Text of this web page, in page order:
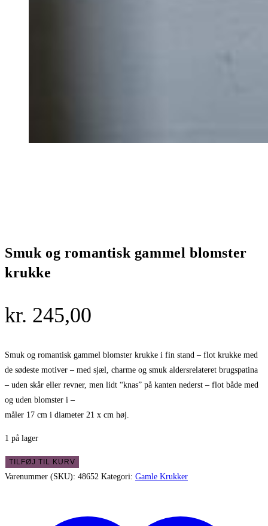
Smuk og romantisk gammel blomster
krukke
kr. 245,00
Smuk og romantisk gammel blomster krukke i fin stand – flot krukke med
de sødeste motiver – med sjæl, charme og smuk aldersrelateret brugspatina
– uden skår eller revner, men lidt “knas” på kanten nederst – flot både med
og uden blomster i –
måler 17 cm i diameter 21 x cm høj.
1 på lager
Smuk
og
TILFØJ TIL KURV
Varenummer (SKU): 48652 Kategori: Gamle Krukker